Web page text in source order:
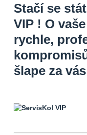
Stačí se
VIP ! O
rychle,
šlape za